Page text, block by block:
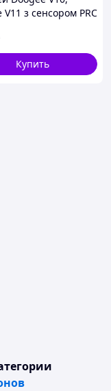
V11 з сенсором PRC
(Восстановлен)
Купить